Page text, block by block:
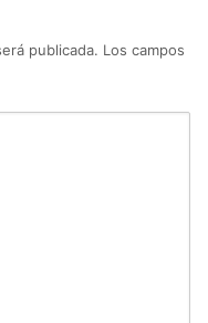
publicada. Los campos